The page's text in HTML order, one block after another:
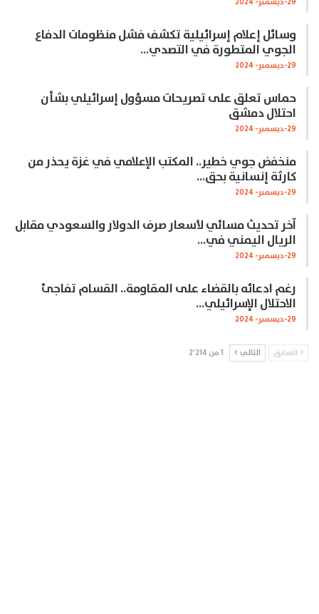
وسائل إعلام إسرائيلية تكشف فشل منظومات الدفاع
الجوي المتطورة في التصدي…
29-ديسمبر- 2024
حماس تعلق على تصريحات مسؤول إسرائيلي بشأن
احتلال دمشق
29-ديسمبر- 2024
منخفض جوي خطير.. المكتب الإعلامي في غزة يحذر من
كارثة إنسانية بحق…
29-ديسمبر- 2024
آخر تحديث مسائي لأسعار صرف الدولار والسعودي مقابل
الريال اليمني في…
29-ديسمبر- 2024
رغم ادعائه بالقضاء على المقاومة.. القسام تفاجئ
الاحتلال الإسرائيلي…
29-ديسمبر- 2024
السابق التالي 1 من 2٬214